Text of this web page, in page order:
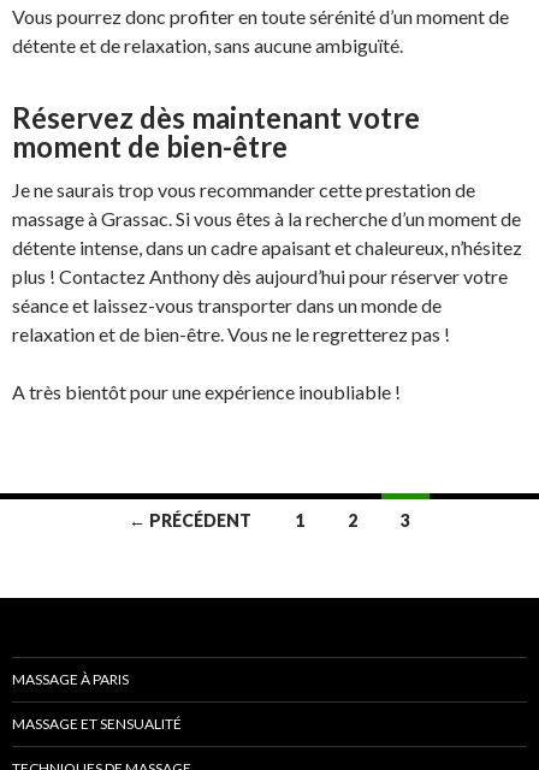
Vous pourrez donc profiter en toute sérénité d’un moment de
détente et de relaxation, sans aucune ambiguïté.
Réservez dès maintenant votre
moment de bien-être
Je ne saurais trop vous recommander cette prestation de
massage à Grassac. Si vous êtes à la recherche d’un moment de
détente intense, dans un cadre apaisant et chaleureux, n’hésitez
plus ! Contactez Anthony dès aujourd’hui pour réserver votre
séance et laissez-vous transporter dans un monde de
relaxation et de bien-être. Vous ne le regretterez pas !
A très bientôt pour une expérience inoubliable !
Navigation
articles
← PRÉCÉDENT 1 2 3
MASSAGE À PARIS
MASSAGE ET SENSUALITÉ